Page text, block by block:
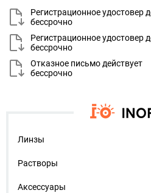
Регистрационное удостовер
бессрочно
Регистрационное удостовер
бессрочно
Отказное письмо действует
бессрочно
Линзы
Растворы
Аксессуары